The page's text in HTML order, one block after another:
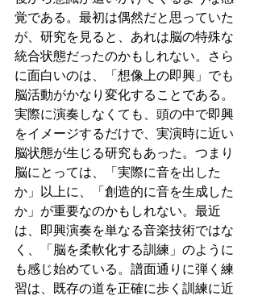
覚である。最初は偶然だと思っていた
が、研究を見ると、あれは脳の特殊な
統合状態だったのかもしれない。さら
に面白いのは、「想像上の即興」でも
脳活動がかなり変化することである。
実際に演奏しなくても、頭の中で即興
をイメージするだけで、実演時に近い
脳状態が生じる研究もあった。つまり
脳にとっては、「実際に音を出した
か」以上に、「創造的に音を生成した
か」が重要なのかもしれない。最近
は、即興演奏を単なる音楽技術ではな
く、「脳を柔軟化する訓練」のように
も感じ始めている。譜面通りに弾く練
習は、既存の道を正確に歩く訓練に近